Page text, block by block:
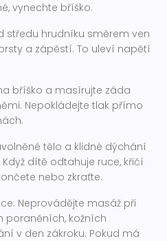
vynechte bříško.
středu hrudníku směrem ven
a zápěstí. To uleví napětí
bříško a masírujte záda
Nepokládejte tlak přímo
tělo a klidné dýchání
dítě odtahuje ruce, křičí
nebo zkraťte.
Neprovádějte masáž při
poraněních, kožních
v den zákroku. Pokud má